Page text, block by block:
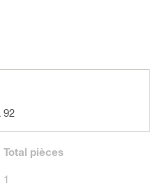
92
Total pièces
1